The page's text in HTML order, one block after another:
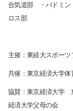
合気道部 ・バドミ
ロス部
主催：東経大スポー
共催：東京経済大学体
協賛：東京経済大学
経済大学父母の会